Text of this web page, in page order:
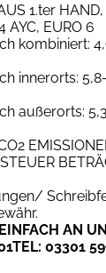
1.ter HAND,
AYC, EURO 6
kombiniert:
innerorts:
außerorts:
AN
03301